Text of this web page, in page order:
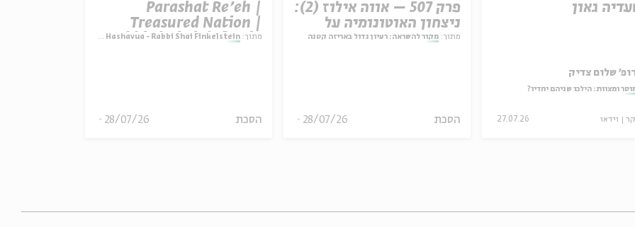
Parashat Re’eh |
Treasured Nation |
Rabbi Shai Finkelstein
מתוך: Parashat Hashavua - Rabbi Shai Finkelstein
הסכת 28/07/26
פרק 507 – אווה אילוז (2):
ניצחון האוטונומיה על
המחויבות
מתוך: מקור להשראה: רעיון גדול באריזה קטנה
הסכת 28/07/26
גאון
שלום צדיק
ומצוות: הילכו שניהם יחדיו?
וידאו 27.07.26